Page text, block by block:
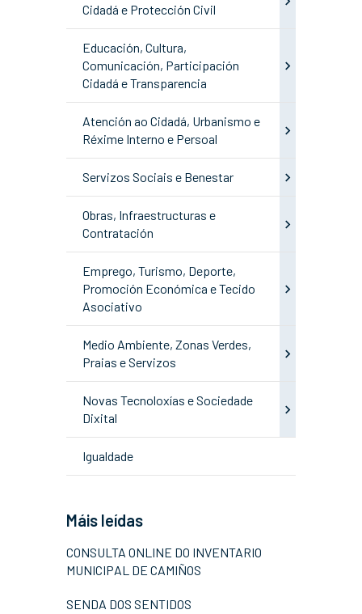
Cidadá e Protección Civil
Educación, Cultura,
Comunicación, Participación
Cidadá e Transparencia
Atención ao Cidadá, Urbanismo e
Réxime Interno e Persoal
Servizos Sociais e Benestar
Obras, Infraestructuras e
Contratación
Emprego, Turismo, Deporte,
Promoción Económica e Tecido
Asociativo
Medio Ambiente, Zonas Verdes,
Praias e Servizos
Novas Tecnoloxías e Sociedade
Dixital
Igualdade
Máis leídas
CONSULTA ONLINE DO INVENTARIO
MUNICIPAL DE CAMIÑOS
SENDA DOS SENTIDOS